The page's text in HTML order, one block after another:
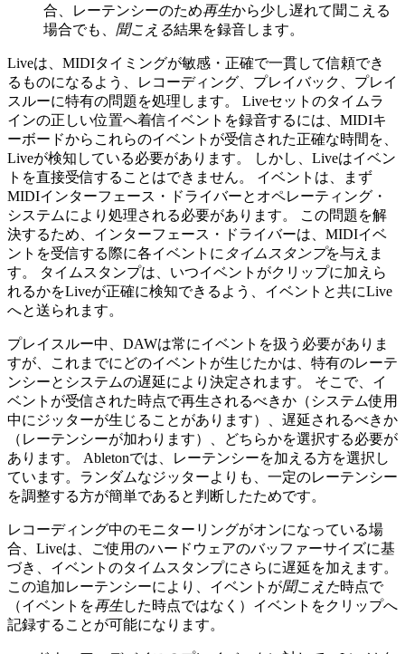
合、レーテンシーのため再生から少し遅れて聞こえる
場合でも、 聞こえる結果を録音します。
Liveは、MIDIタイミングが敏感・正確で一貫して信頼でき
るものになるよう、レコーディング、プレイバック、プレイ
スルーに特有の問題を処理します。 Liveセットのタイムラ
インの正しい位置へ着信イベントを録音するには、MIDIキ
ーボードからこれらのイベントが受信された正確な時間を、
Liveが検知している必要があります。 しかし、Liveはイベン
トを直接受信することはできません。 イベントは、まず
MIDIインターフェース・ドライバーとオペレーティング・
システムにより処理される必要があります。 この問題を解
決するため、インターフェース・ドライバーは、MIDIイベ
ントを受信する際に各イベントに タイムスタンプを与えま
す。 タイムスタンプは、いつイベントがクリップに加えら
れるかをLiveが正確に検知できるよう、イベントと共にLive
へと送られます。
プレイスルー中、DAWは常にイベントを扱う必要がありま
すが、これまでにどのイベントが生じたかは、特有のレーテ
ンシーとシステムの遅延により決定されます。 そこで、イ
ベントが受信された時点で再生されるべきか（システム使用
中にジッターが生じることがあります）、遅延されるべきか
（レーテンシーが加わります）、どちらかを選択する必要が
あります。 Abletonでは、レーテンシーを加える方を選択し
ています。ランダムなジッターよりも、一定のレーテンシー
を調整する方が簡単であると判断したためです。
レコーディング中のモニターリングがオンになっている場
合、Liveは、ご使用のハードウェアのバッファーサイズに基
づき、イベントのタイムスタンプにさらに遅延を加えます。
この追加レーテンシーにより、イベントが聞こえた時点で
（イベントを再生した時点ではなく）イベントをクリップへ
記録することが可能になります。